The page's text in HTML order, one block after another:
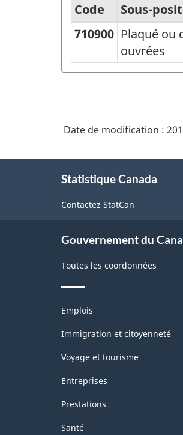
Classification
des
2000
-
Structure
classification
Code Sous-
710900 Plaqué ou
ouvrées
Date de modification :
Statistique Canada
Contactez StatCan
Gouvernement du
Toutes les coordonnées
Thèmes
sujets
Emplois
Immigration et citoyenneté
Voyage et tourisme
Entreprises
Prestations
Santé